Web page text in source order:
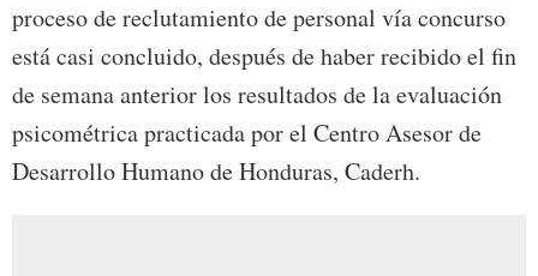
proceso de reclutamiento de personal vía concurso
está casi concluido, después de haber recibido el fin
de semana anterior los resultados de la evaluación
psicométrica practicada por el Centro Asesor de
Desarrollo Humano de Honduras, Caderh.